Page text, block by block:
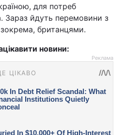
для потреб
Зараз йдуть перемовини з
британцями.
новини:
Реклама